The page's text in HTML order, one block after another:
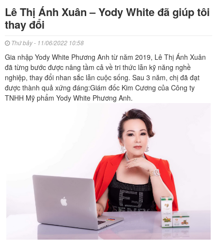
Lê Thị Ánh Xuân – Yody White đã giúp tôi
thay đổi
Thứ bảy - 11/06/2022 10:58
Gia nhập Yody White Phương Anh từ năm 2019, Lê Thị Ánh Xuân
đã từng bước được nâng tầm cả về tri thức lẫn kỹ năng nghề
nghiệp, thay đổi nhan sắc lẫn cuộc sống. Sau 3 năm, chị đã đạt
được thành quả xứng đáng:Giám đốc Kim Cương của Công ty
TNHH Mỹ phẩm Yody White Phương Anh.